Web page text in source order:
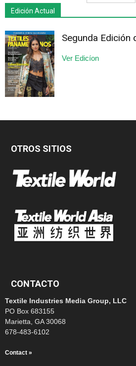
Edición Actual
Segunda Edición
Ver Edicíon
OTROS SITIOS
CONTACTO
Textile Industries Media Group, LLC
PO Box 683155
Marietta, GA 30068
678-483-6102
Contact »